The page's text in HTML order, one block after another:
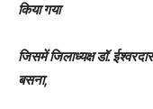
किया गया
जिसमें जिलाध्यक्ष डॉ.
बसना,